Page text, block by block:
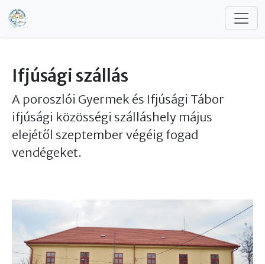
Ugrás a tartalomra
Ifjúsági szállás
A poroszlói Gyermek és Ifjúsági Tábor
ifjúsági közösségi szálláshely május
elejétől szeptember végéig fogad
vendégeket.